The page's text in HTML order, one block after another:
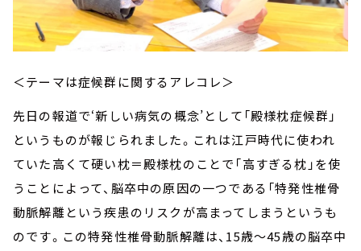
＜テーマは症候群に関するアレコレ＞
先日の報道で‘新しい病気の概念’として「殿様枕症候群」
というものが報じられました。これは江戸時代に使われ
ていた高くて硬い枕＝殿様枕のことで「高すぎる枕」を使
うことによって、脳卒中の原因の一つである「特発性椎骨
動脈解離という疾患のリスクが高まってしまうというも
のです。この特発性椎骨動脈解離は、15歳～45歳の脳卒中